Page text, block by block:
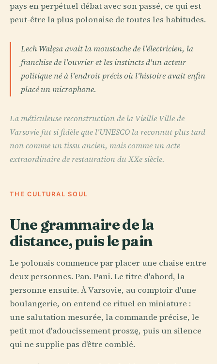
pays en perpétuel débat avec son passé, ce qui est
peut-être la plus polonaise de toutes les habitudes.
Lech Wałęsa avait la moustache de l'électricien, la
franchise de l'ouvrier et les instincts d'un acteur
politique né à l'endroit précis où l'histoire avait enfin
placé un microphone.
La méticuleuse reconstruction de la Vieille Ville de
Varsovie fut si fidèle que l'UNESCO la reconnut plus tard
non comme un tissu ancien, mais comme un acte
extraordinaire de restauration du XXe siècle.
THE CULTURAL SOUL
Une grammaire de la
distance, puis le pain
Le polonais commence par placer une chaise entre
deux personnes. Pan. Pani. Le titre d'abord, la
personne ensuite. À Varsovie, au comptoir d'une
boulangerie, on entend ce rituel en miniature :
une salutation mesurée, la commande précise, le
petit mot d'adoucissement proszę, puis un silence
qui ne supplie pas d'être comblé.